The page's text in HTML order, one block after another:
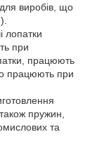
виробів, що
лопатки
при
працюють
працюють при
пружин,
та